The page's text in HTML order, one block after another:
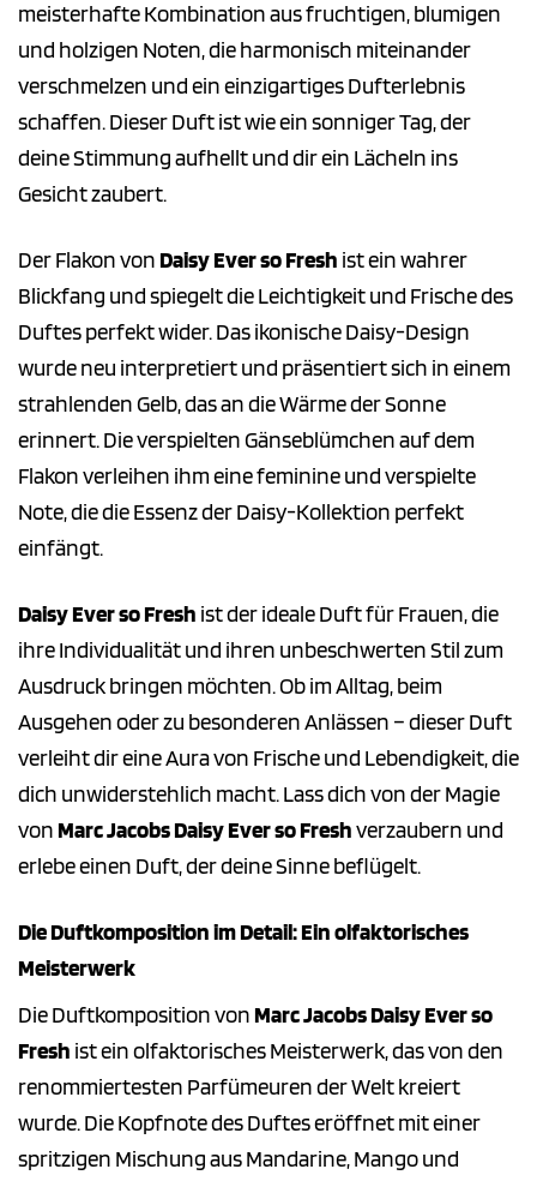
meisterhafte Kombination aus fruchtigen, blumigen
und holzigen Noten, die harmonisch miteinander
verschmelzen und ein einzigartiges Dufterlebnis
schaffen. Dieser Duft ist wie ein sonniger Tag, der
deine Stimmung aufhellt und dir ein Lächeln ins
Gesicht zaubert.
Der Flakon vonDaisy Ever so Fresh ist ein wahrer
Blickfang und spiegelt die Leichtigkeit und Frische des
Duftes perfekt wider. Das ikonische Daisy-Design
wurde neu interpretiert und präsentiert sich in einem
strahlenden Gelb, das an die Wärme der Sonne
erinnert. Die verspielten Gänseblümchen auf dem
Flakon verleihen ihm eine feminine und verspielte
Note, die die Essenz der Daisy-Kollektion perfekt
einfängt.
Daisy Ever so Fresh ist der ideale Duft für Frauen, die
ihre Individualität und ihren unbeschwerten Stil zum
Ausdruck bringen möchten. Ob im Alltag, beim
Ausgehen oder zu besonderen Anlässen – dieser Duft
verleiht dir eine Aura von Frische und Lebendigkeit, die
dich unwiderstehlich macht. Lass dich von der Magie
vonMarc Jacobs Daisy Ever so Freshverzaubern und
erlebe einen Duft, der deine Sinne beflügelt.
Die Duftkomposition im Detail: Ein olfaktorisches
Meisterwerk
Die Duftkomposition vonMarc Jacobs Daisy Ever so
Fresh ist ein olfaktorisches Meisterwerk, das von den
renommiertesten Parfümeuren der Welt kreiert
wurde. Die Kopfnote des Duftes eröffnet mit einer
spritzigen Mischung aus Mandarine, Mango und